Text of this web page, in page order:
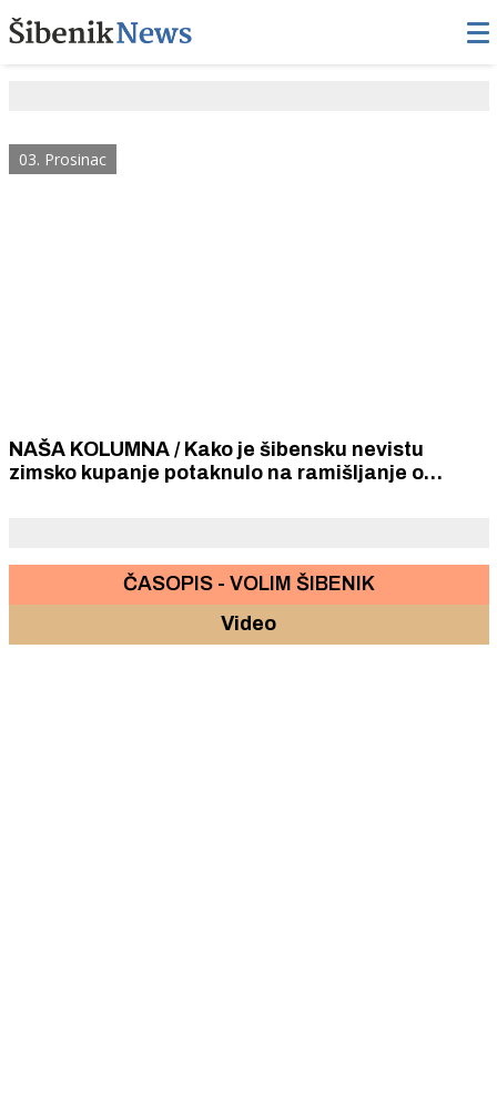
03. Prosinac
NAŠA KOLUMNA / Kako je šibensku nevistu
zimsko kupanje potaknulo na ramišljanje o
ČASOPIS - VOLIM ŠIBENIK
Video